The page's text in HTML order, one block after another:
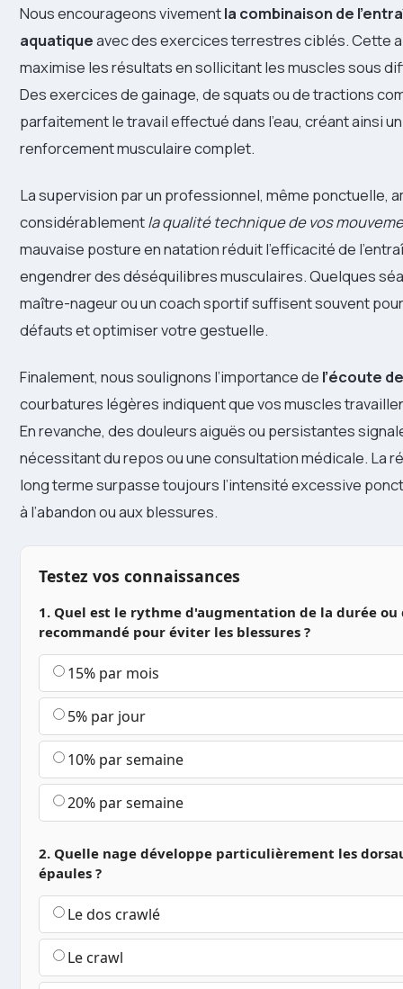
Nous encourageons vivementla combinaison de
aquatiqueavec des exercices terrestres ciblés. Cette
maximise les résultats en sollicitant les muscles sous
Des exercices de gainage, de squats ou de tractions
parfaitement le travail effectué dans l’eau, créant ainsi
renforcement musculaire complet.
La supervision par un professionnel, même ponctuelle,
considérablementla qualité technique de vos
mauvaise posture en natation réduit l’efficacité de
engendrer des déséquilibres musculaires. Quelques
maître-nageur ou un coach sportif suffisent souvent
défauts et optimiser votre gestuelle.
Finalement, nous soulignons l’importance de l’écoute
courbatures légères indiquent que vos muscles
En revanche, des douleurs aiguës ou persistantes
nécessitant du repos ou une consultation médicale. La
long terme surpasse toujours l’intensité excessive
à l’abandon ou aux blessures.
Testez vos connaissances
1. Quel est le rythme d'augmentation de la durée
recommandé pour éviter les blessures ?
15% par mois
5% par jour
10% par semaine
20% par semaine
2. Quelle nage développe particulièrement les
épaules ?
Le dos crawlé
Le crawl